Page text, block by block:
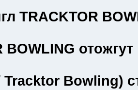
TRACKTOR
BOWLING
Bowling)